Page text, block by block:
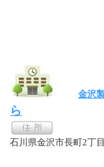
金沢
ら
石川県金沢市長町2丁